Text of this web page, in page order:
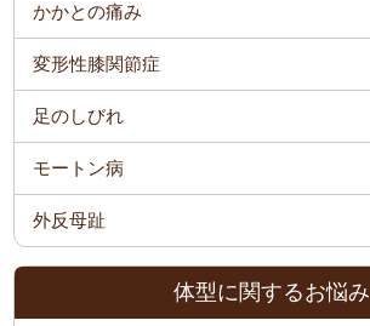
かかとの痛み
変形性膝関節症
足のしびれ
モートン病
外反母趾
体型に関するお悩み